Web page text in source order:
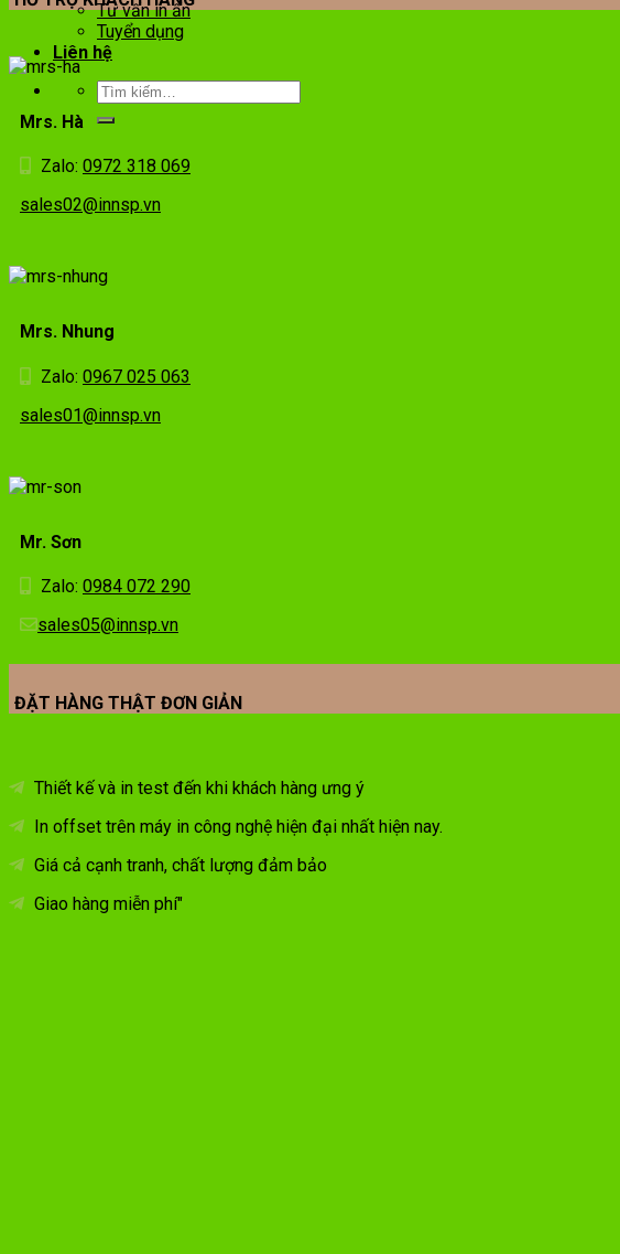
Tư vấn in ấn
Tuyển dụng
Liên hệ
Mrs. Hà
Zalo: 0972 318 069
sales02@innsp.vn
Mrs. Nhung
Zalo: 0967 025 063
sales01@innsp.vn
Mr. Sơn
Zalo: 0984 072 290
sales05@innsp.vn
ĐẶT HÀNG THẬT ĐƠN GIẢN
Thiết kế và in test đến khi khách hàng ưng ý
In offset trên máy in công nghệ hiện đại nhất hiện nay.
Giá cả cạnh tranh, chất lượng đảm bảo
Giao hàng miễn phí"